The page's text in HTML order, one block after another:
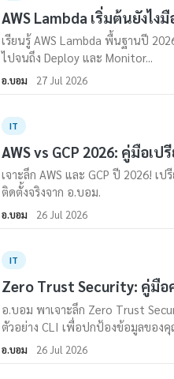
AWS Lambda เริ่มต้นยังไ
เรียนรู้ AWS Lambda พื้นฐานปี
ไปจนถึง Deploy และ Monitor...
อ.บอม 27 Jul 2026
IT
AWS vs GCP 2026: คู่มือ
เจาะลึก AWS และ GCP ปี 2026!
ติดตั้งจริงจาก อ.บอม.
อ.บอม 26 Jul 2026
IT
Zero Trust Security: คู่มื
อ.บอม พาเจาะลึก Zero Trust
ตัวอย่าง CLI เพื่อปกป้องข้อมูลของ
อ.บอม 26 Jul 2026